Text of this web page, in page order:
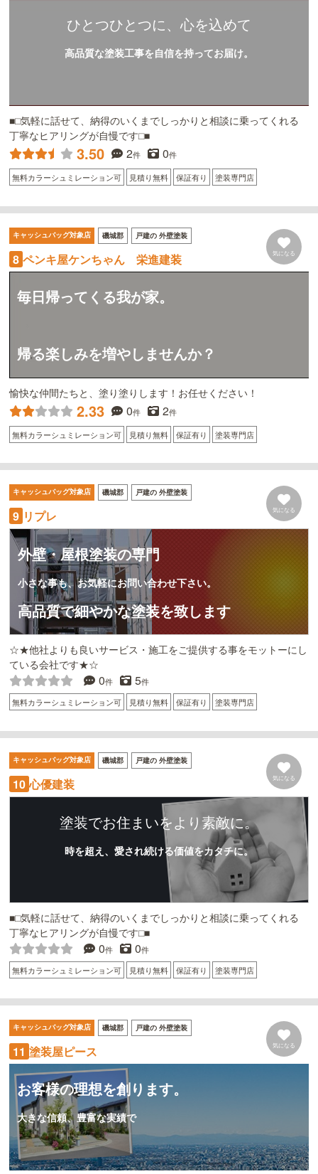
ひとつひとつに、心を込めて
高品質な塗装工事を自信を持ってお届け。
■□気軽に話せて、納得のいくまでしっかりと相談に乗ってくれる
丁寧なヒアリングが自慢です□■
3.50 2件 0件
無料カラーシュミレーション可 見積り無料 保証有り 塗装専門店
キャッシュバッグ対象店 磯城郡 戸建の 外壁塗装
8 ペンキ屋ケンちゃん 栄進建装 気になる
毎日帰ってくる我が家。
帰る楽しみを増やしませんか？
愉快な仲間たちと、塗り塗りします！お任せください！
2.33 0件 2件
無料カラーシュミレーション可 見積り無料 保証有り 塗装専門店
キャッシュバッグ対象店 磯城郡 戸建の 外壁塗装
9 リプレ 気になる
外壁・屋根塗装の専門
小さな事も、お気軽にお問い合わせ下さい。
高品質で細やかな塗装を致します
☆★他社よりも良いサービス・施工をご提供する事をモットーにし
ている会社です★☆
0件 5件
無料カラーシュミレーション可 見積り無料 保証有り 塗装専門店
キャッシュバッグ対象店 磯城郡 戸建の 外壁塗装
10 心優建装 気になる
塗装でお住まいをより素敵に。
時を超え、愛され続ける価値をカタチに。
■□気軽に話せて、納得のいくまでしっかりと相談に乗ってくれる
丁寧なヒアリングが自慢です□■
0件 0件
無料カラーシュミレーション可 見積り無料 保証有り 塗装専門店
キャッシュバッグ対象店 磯城郡 戸建の 外壁塗装
11 塗装屋ピース 気になる
お客様の理想を創ります。
大きな信頼、豊富な実績で